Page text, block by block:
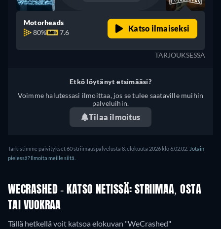
Motorheads
80%
7.6 Katso ilmaiseksi
TARJOUKSESSA
Etkö löytänyt etsimääsi?
Voimme halutessasi ilmoittaa, jos se tulee saataville muihin
palveluihin.
Tilaa ilmoitus
Tarkistimme päivitykset 60 striimauspalvelusta 8. elokuuta 2026 klo 6.02.02. Jotain
pielessä? Ilmoita meille siitä.
WECRASHED - KATSO NETISSÄ: STRIIMAA, OSTA
TAI VUOKRAA
Tällä hetkellä voit katsoa elokuvan "WeCrashed"